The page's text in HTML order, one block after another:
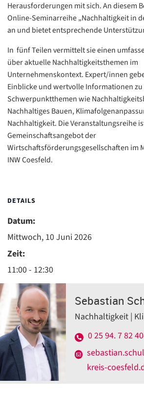
Herausforderungen mit sich. An diesem
Online-Seminarreihe „Nachhaltigkeit in
an und bietet entsprechende
In fünf Teilen vermittelt sie einen
über aktuelle Nachhaltigkeitsthemen im
Unternehmenskontext. Expert/innen
Einblicke und wertvolle Informationen zu
Schwerpunktthemen wie
Nachhaltiges Bauen,
Nachhaltigkeit. Die Veranstaltungsreihe
Gemeinschaftsangebot der
Wirtschaftsförderungsgesellschaften im
INW Coesfeld.
DETAILS
Datum:
Mittwoch, 10 Juni 2026
Zeit:
11:00 - 12:30
Sebastian
Nachhaltigkeit |
0 25 94. 7 82
kreis-